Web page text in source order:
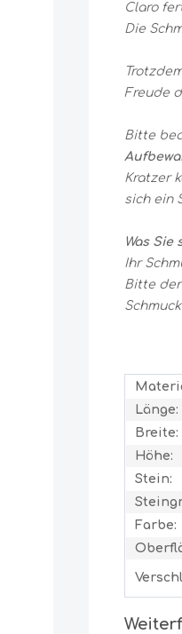
Claro
Die
Freude
Bitte
Kratzer
sich ein
Was
Ihr
Bitte
Länge:
Breite:
Höhe:
Stein:
Farbe: